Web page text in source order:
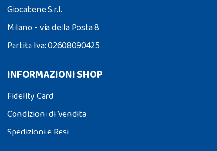
Giocabene S.r.l.
Milano - via della Posta 8
Partita Iva: 02608090425
INFORMAZIONI SHOP
Fidelity Card
Condizioni di Vendita
Spedizioni e Resi